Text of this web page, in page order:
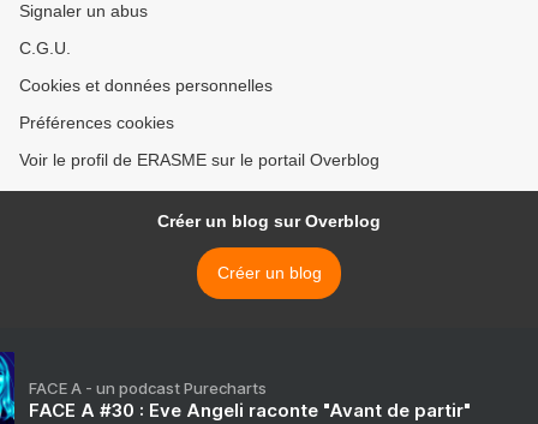
Signaler un abus
C.G.U.
Cookies et données personnelles
Préférences cookies
Voir le profil de ERASME sur le portail Overblog
Créer un blog sur Overblog
Créer un blog
FACE A - un podcast Purecharts
FACE A #30 : Eve Angeli raconte "Avant de partir"